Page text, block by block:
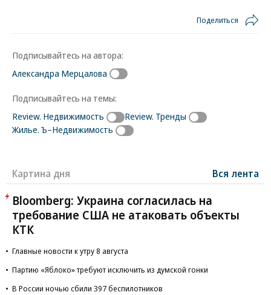
Поделиться
Подписывайтесь на автора:
Александра Мерцалова
Подписывайтесь на темы:
Review. Недвижимость
Review. Тренды
Жилье. Ъ–Недвижимость
Картина дня Вся лента
Bloomberg: Украина согласилась на
требование США не атаковать объекты
КТК
Главные новости к утру 8 августа
Партию «Яблоко» требуют исключить из думской гонки
В России ночью сбили 397 беспилотников